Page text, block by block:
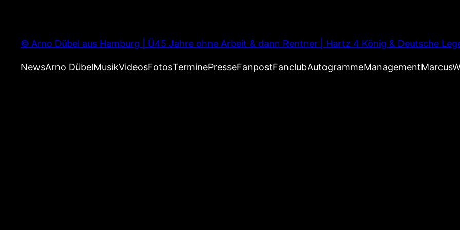
springen
© Arno Dübel aus Hamburg | Ü45 Jahre ohne Arbeit & dann Rentner | Hartz 4 König & Deutsche
NewsArno DübelMusikVideosFotosTerminePresseFanpostFanclubAutogrammeManagement